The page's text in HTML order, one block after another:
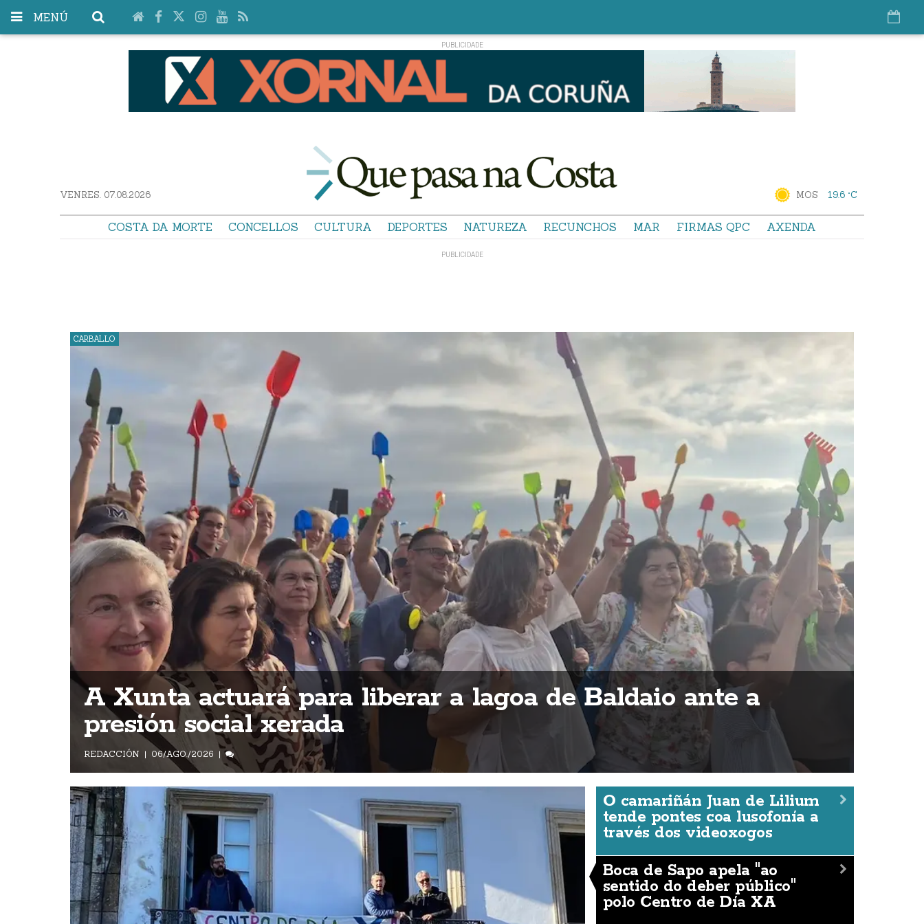
MENÚ
VENRES. 07.08.2026 MOS 19.6 °C
COSTA DA MORTE CONCELLOS CULTURA DEPORTES NATUREZA RECUNCHOS MAR FIRMAS QPC AXENDA
CARBALLO
A Xunta actuará para liberar a lagoa de Baldaio ante a
presión social xerada
REDACCIÓN 06/AGO./2026
O camariñán Juan de Lilium
tende pontes coa lusofonía a
través dos videoxogos
Boca de Sapo apela "ao
sentido do deber público"
polo Centro de Día XA